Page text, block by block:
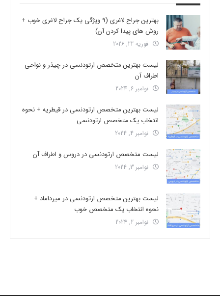
بهترین جراح لاغری (9 ویژگی یک جراح لاغری خوب +
روش های پیدا کردن آن)
فوریه 22, 2026
لیست بهترین متخصص ارتودنسی در چیذر و نواحی
اطراف آن
نوامبر 6, 2024
لیست بهترین متخصص ارتودنسی در قیطریه + نحوه
انتخاب یک متخصص ارتودنسی
نوامبر 4, 2024
لیست متخصص ارتودنسی در دروس و اطراف آن
نوامبر 3, 2024
لیست بهترین متخصص ارتودنسی در میرداماد +
نحوه انتخاب یک متخصص خوب
نوامبر 2, 2024